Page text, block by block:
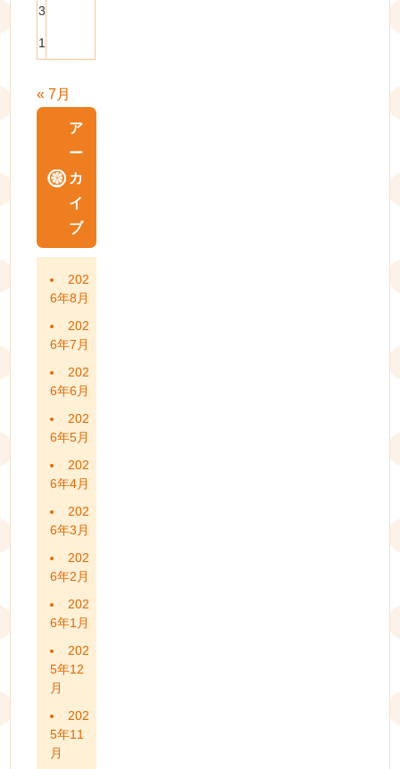
3
1
« 7月
ア
ー
カ
イ
ブ
202
6年8月
202
6年7月
202
6年6月
202
6年5月
202
6年4月
202
6年3月
202
6年2月
202
6年1月
202
5年12
月
202
5年11
月